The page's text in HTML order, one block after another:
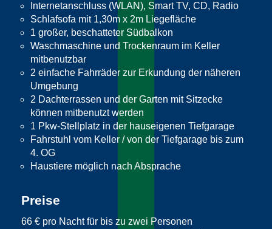
Internetanschluss (WLAN), Smart TV, CD, Radio
Schlafsofa mit 1,30m x 2m Liegefläche
1 großer, beschatteter Südbalkon
Waschmaschine und Trockenraum im Keller
mitbenutzbar
2 einfache Fahrräder zur Erkundung der näheren
Umgebung
2 Dachterrassen und der Garten mit Sitzecke
können mitbenutzt werden
1 Pkw-Stellplatz in der hauseigenen Tiefgarage
Fahrstuhl vom Keller / von der Tiefgarage bis zum
4. OG
Haustiere möglich nach Absprache
Preise
66 € pro Nacht für bis zu zwei Personen